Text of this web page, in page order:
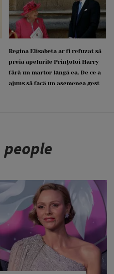
Regina Elisabeta ar fi refuzat să
preia apelurile Prințului Harry
fără un martor lângă ea. De ce a
ajuns să facă un asemenea gest
people